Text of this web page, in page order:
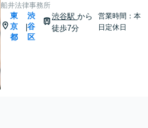
船井法律事務所
東
京
都
|
渋
谷
区
渋谷駅から
徒歩7分
営業時間：本
日定休日